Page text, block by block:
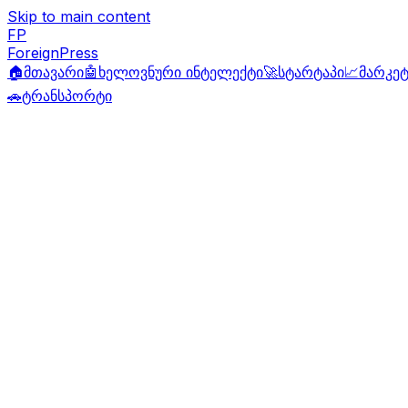
Skip to main content
FP
ForeignPress
🏠მთავარი🤖 ხელოვნური ინტელექტი🚀სტარტაპი📈
🚗ტრანსპორტი